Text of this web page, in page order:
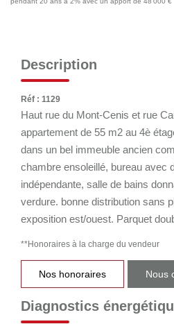
Description
Réf : 1129
Haut rue du Mont-Cenis et rue
appartement de 55 m2 au 4è
dans un bel immeuble ancien
chambre ensoleillé, bureau avec
indépendante, salle de bains
verdure. bonne distribution sans
exposition est/ouest. Parquet
**Honoraires à la charge du vendeur
Nos honoraires Nous
Diagnostics